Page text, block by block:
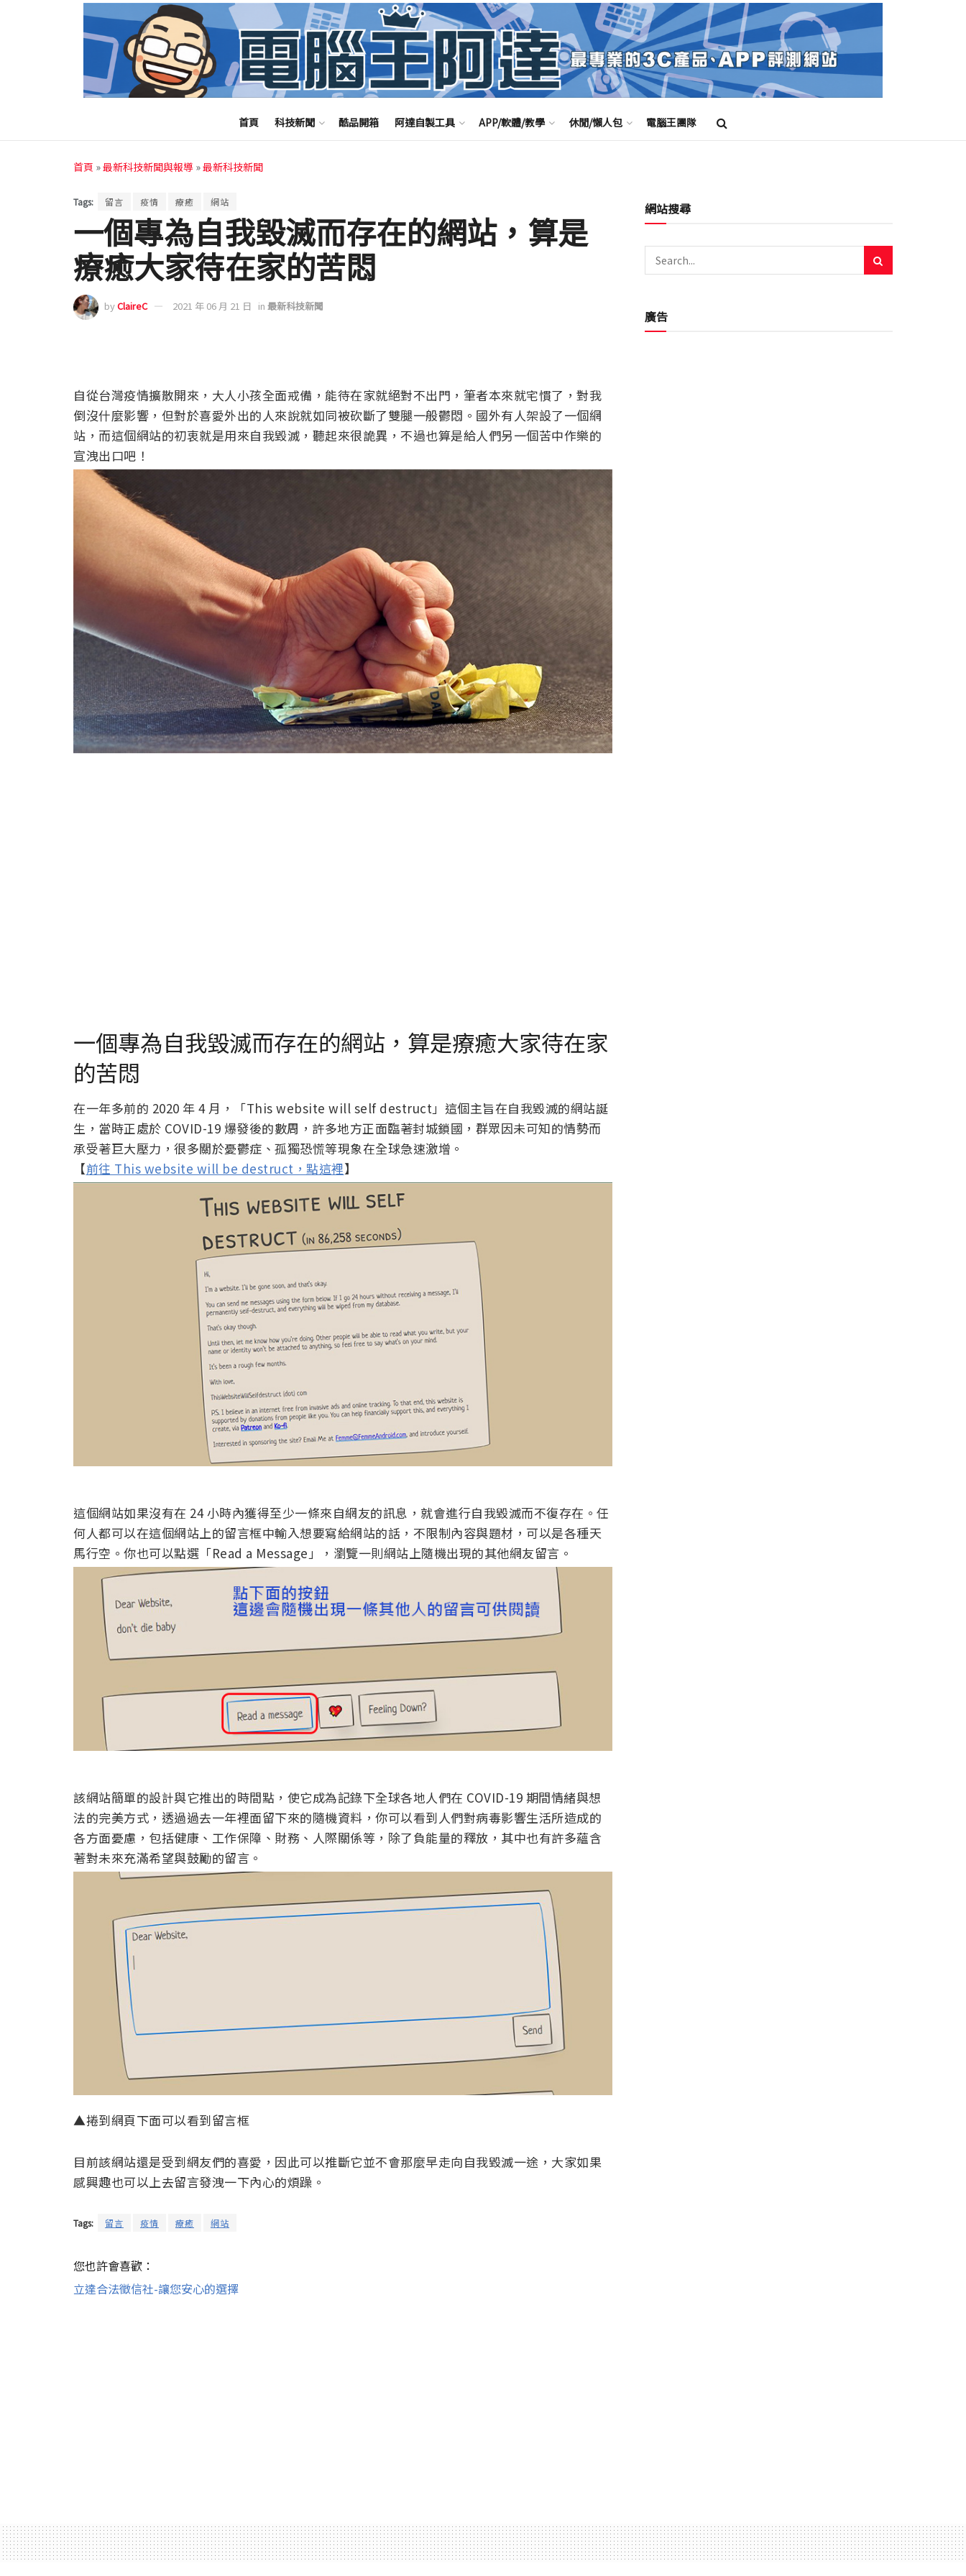
首頁 科技新聞 酷品開箱 阿達自製工具 APP/軟體/教學 休閒/懶人包 電腦王團隊
首頁 »最新科技新聞與報導 »最新科技新聞
Tags: 留言 疫情 療癒 網站
一個專為自我毀滅而存在的網站，算是
療癒大家待在家的苦悶
byClaireC 2021 年 06 月 21 日 in 最新科技新聞
自從台灣疫情擴散開來，大人小孩全面戒備，能待在家就絕對不出門，筆者本來就宅慣了，對我
倒沒什麼影響，但對於喜愛外出的人來說就如同被砍斷了雙腿一般鬱悶。國外有人架設了一個網
站，而這個網站的初衷就是用來自我毀滅，聽起來很詭異，不過也算是給人們另一個苦中作樂的
宣洩出口吧！
一個專為自我毀滅而存在的網站，算是療癒大家待在家
的苦悶
在一年多前的 2020 年 4 月，「This website will self destruct」這個主旨在自我毀滅的網站誕
生，當時正處於 COVID-19 爆發後的數周，許多地方正面臨著封城鎖國，群眾因未可知的情勢而
承受著巨大壓力，很多關於憂鬱症、孤獨恐慌等現象在全球急速激增。
【前往 This website will be destruct，點這裡】
這個網站如果沒有在 24 小時內獲得至少一條來自網友的訊息，就會進行自我毀滅而不復存在。任
何人都可以在這個網站上的留言框中輸入想要寫給網站的話，不限制內容與題材，可以是各種天
馬行空。你也可以點選「Read a Message」，瀏覽一則網站上隨機出現的其他網友留言。
該網站簡單的設計與它推出的時間點，使它成為記錄下全球各地人們在 COVID-19 期間情緒與想
法的完美方式，透過過去一年裡面留下來的隨機資料，你可以看到人們對病毒影響生活所造成的
各方面憂慮，包括健康、工作保障、財務、人際關係等，除了負能量的釋放，其中也有許多蘊含
著對未來充滿希望與鼓勵的留言。
▲捲到網頁下面可以看到留言框
目前該網站還是受到網友們的喜愛，因此可以推斷它並不會那麼早走向自我毀滅一途，大家如果
感興趣也可以上去留言發洩一下內心的煩躁。
Tags: 留言 疫情 療癒 網站
您也許會喜歡：
立達合法徵信社-讓您安心的選擇
網站搜尋
廣告